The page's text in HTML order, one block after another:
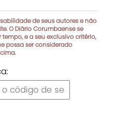
de seus autores e não
O Diário Corumbaense se
e a seu exclusivo critério,
possa ser considerado